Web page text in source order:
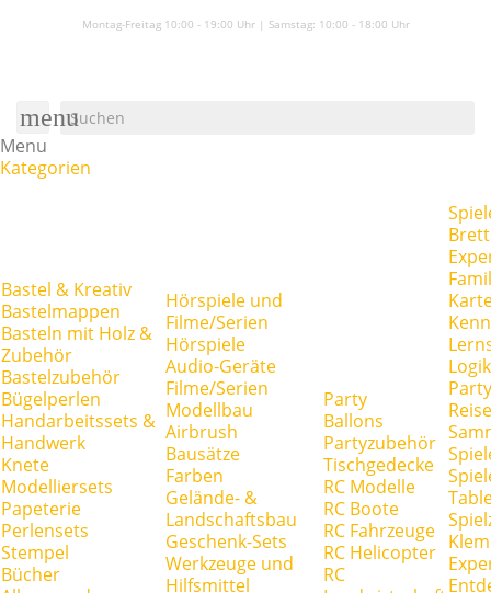
Montag-Freitag 10:00 - 19:00 Uhr | Samstag: 10:00 - 18:00 Uhr
menu
Menu
Kategorien
Bastel & Kreativ
Bastelmappen
Basteln mit Holz &
Zubehör
Bastelzubehör
Bügelperlen
Handarbeitssets &
Handwerk
Knete
Modelliersets
Papeterie
Perlensets
Stempel
Bücher
Hörspiele und
Filme/Serien
Hörspiele
Audio-Geräte
Filme/Serien
Modellbau
Airbrush
Bausätze
Farben
Gelände- &
Landschaftsbau
Geschenk-Sets
Werkzeuge und
Hilfsmittel
Party
Ballons
Partyzubehör
Tischgedecke
RC Modelle
RC Boote
RC Fahrzeuge
RC Helicopter
RC